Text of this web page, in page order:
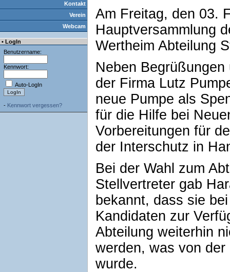
Kontakt
Verein
Webcam
• LogIn
Benutzername:
Kennwort:
Auto-LogIn
- Kennwort vergessen?
Am Freitag, den 03.
Hauptversammlung
Wertheim Abteilung
Neben
der Firma Lutz
neue Pumpe als
für die Hilfe bei
Vorbereitungen für
der Interschutz in
Bei der Wahl zum
Stellvertreter gab
bekannt, dass sie
Kandidaten zur
Abteilung weiterhin
werden, was von
wurde.